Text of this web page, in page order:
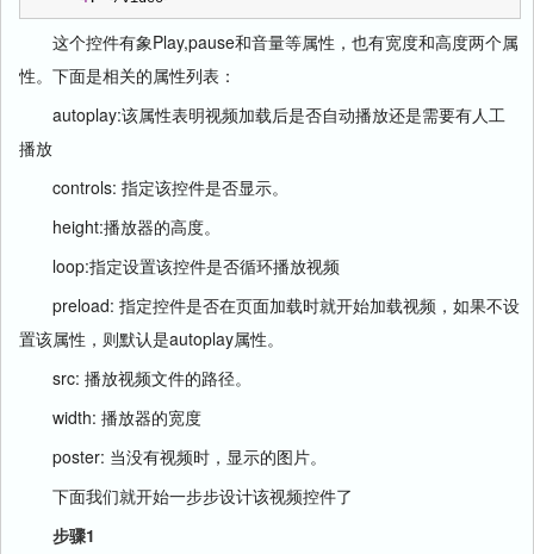
这个控件有象Play,pause和音量等属性，也有宽度和高度两个属
性。下面是相关的属性列表：
autoplay:该属性表明视频加载后是否自动播放还是需要有人工
播放
controls: 指定该控件是否显示。
height:播放器的高度。
loop:指定设置该控件是否循环播放视频
preload: 指定控件是否在页面加载时就开始加载视频，如果不设
置该属性，则默认是autoplay属性。
src: 播放视频文件的路径。
width: 播放器的宽度
poster: 当没有视频时，显示的图片。
下面我们就开始一步步设计该视频控件了
步骤1